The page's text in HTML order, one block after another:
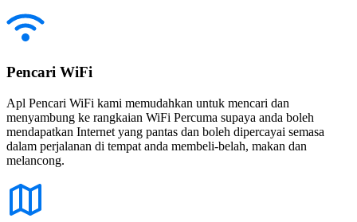
Pencari WiFi
Apl Pencari WiFi kami memudahkan untuk mencari dan
menyambung ke rangkaian WiFi Percuma supaya anda boleh
mendapatkan Internet yang pantas dan boleh dipercayai semasa
dalam perjalanan di tempat anda membeli-belah, makan dan
melancong.